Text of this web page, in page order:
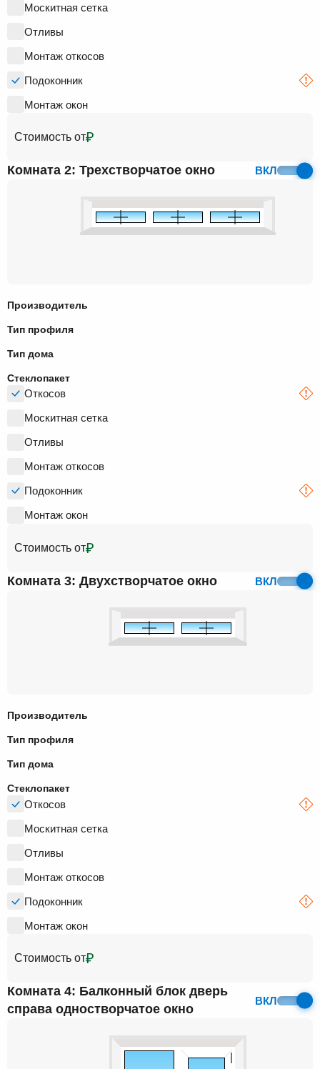
Москитная сетка
Отливы
Монтаж откосов
Подоконник
Монтаж окон
Стоимость от₽
Комната 2: Трехстворчатое окно ВКЛ
Производитель
Тип профиля
Тип дома
Стеклопакет
Откосов
Москитная сетка
Отливы
Монтаж откосов
Подоконник
Монтаж окон
Стоимость от₽
Комната 3: Двухстворчатое окно ВКЛ
Производитель
Тип профиля
Тип дома
Стеклопакет
Откосов
Москитная сетка
Отливы
Монтаж откосов
Подоконник
Монтаж окон
Стоимость от₽
Комната 4: Балконный блок дверь
справа одностворчатое окно
ВКЛ